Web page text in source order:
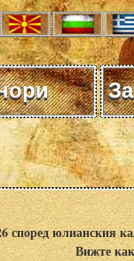
според юлианския
Вижте